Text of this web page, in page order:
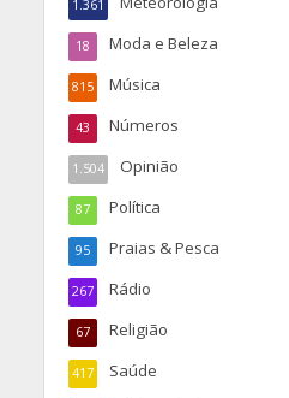
1.361
Moda e Beleza
18
Música
815
Números
43
Opinião
1.504
Política
87
Praias & Pesca
95
Rádio
267
Religião
67
Saúde
417